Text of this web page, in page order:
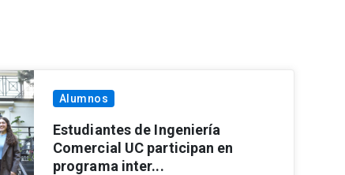
Alumnos
Estudiantes de Ingeniería
Comercial UC participan en
programa inter...